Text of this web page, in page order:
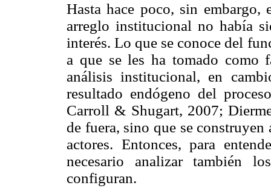
Hasta hace poco, sin
arreglo institucional no había
interés. Lo que se conoce del
a que se les ha tomado como
análisis institucional, en
resultado endógeno del
Carroll & Shugart, 2007;
de fuera, sino que se
actores. Entonces, para
necesario analizar también
configuran.